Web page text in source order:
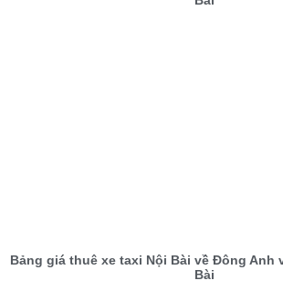
Bảng giá thuê xe taxi Nội Bài về Đông Anh
Bài